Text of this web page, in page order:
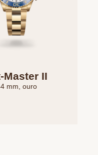
Master II
mm, ouro